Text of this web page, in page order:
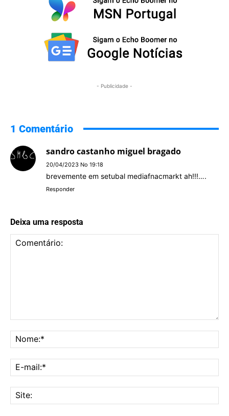
- Publicidade -
1 Comentário
sandro castanho miguel bragado
20/04/2023 No 19:18
brevemente em setubal mediafnacmarkt ah!!!….
Responder
Deixa uma resposta